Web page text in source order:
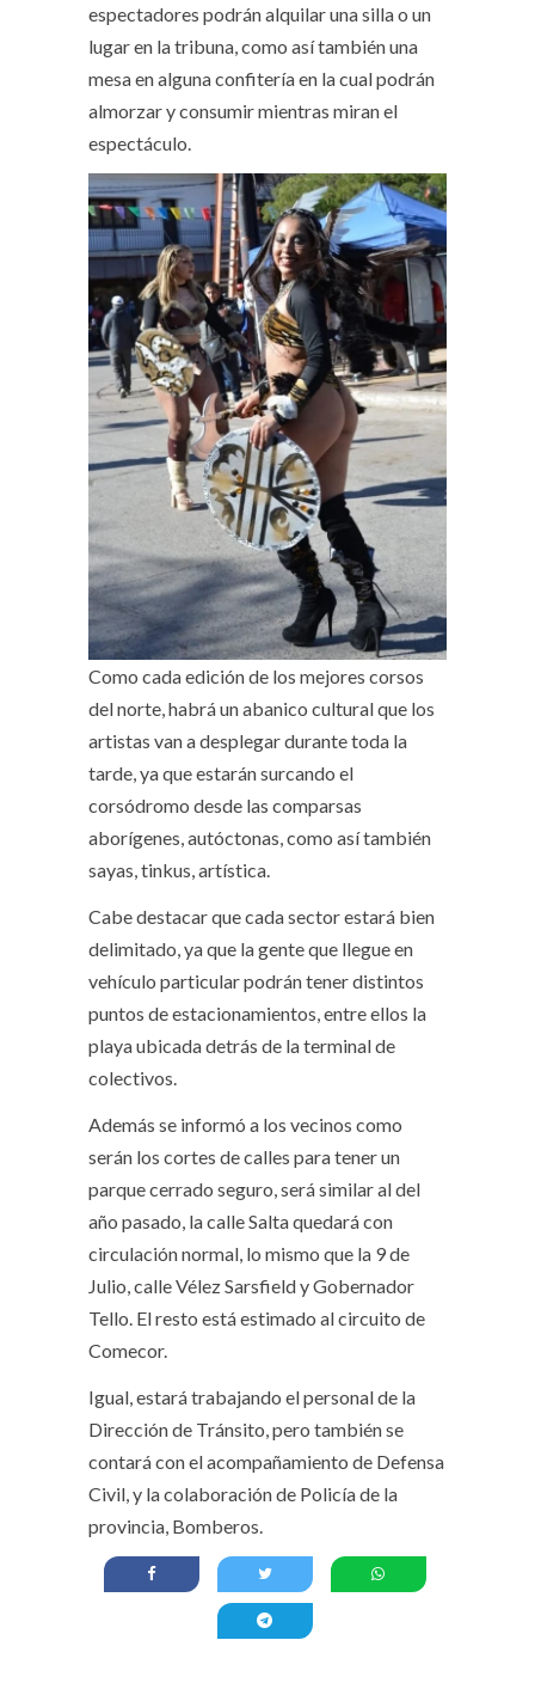
espectadores podrán alquilar una silla o un
lugar en la tribuna, como así también una
mesa en alguna confitería en la cual podrán
almorzar y consumir mientras miran el
espectáculo.
Como cada edición de los mejores corsos
del norte, habrá un abanico cultural que los
artistas van a desplegar durante toda la
tarde, ya que estarán surcando el
corsódromo desde las comparsas
aborígenes, autóctonas, como así también
sayas, tinkus, artística.
Cabe destacar que cada sector estará bien
delimitado, ya que la gente que llegue en
vehículo particular podrán tener distintos
puntos de estacionamientos, entre ellos la
playa ubicada detrás de la terminal de
colectivos.
Además se informó a los vecinos como
serán los cortes de calles para tener un
parque cerrado seguro, será similar al del
año pasado, la calle Salta quedará con
circulación normal, lo mismo que la 9 de
Julio, calle Vélez Sarsfield y Gobernador
Tello. El resto está estimado al circuito de
Comecor.
Igual, estará trabajando el personal de la
Dirección de Tránsito, pero también se
contará con el acompañamiento de Defensa
Civil, y la colaboración de Policía de la
provincia, Bomberos.